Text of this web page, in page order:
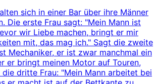
sich in einer Bar über ihre Männer
Die erste Frau sagt: "Mein Mann ist
wir Liebe machen, bringt er mir
mit, das mag ich." Sagt die zweite
Mechaniker, er ist zwar manchmal ein
er bringt meinen Motor auf Touren,
dritte Frau: "Mein Mann arbeitet bei